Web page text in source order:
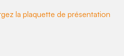
la plaquette de présentation